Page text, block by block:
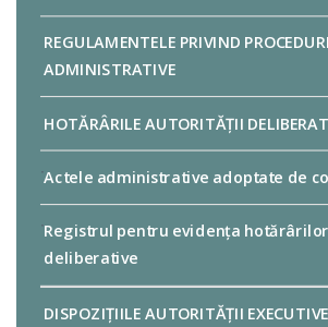
REGULAMENTELE PRIVIND
ADMINISTRATIVE
HOTĂRÂRILE AUTORITĂȚII
Actele administrative adoptate de
Registrul pentru evidența
deliberative
DISPOZIȚIILE AUTORITĂȚII EXECUTIVE